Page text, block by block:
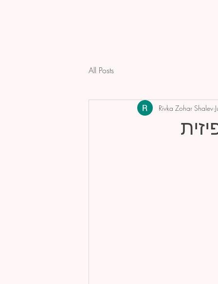
All Posts
Rivka Zohar Shalev